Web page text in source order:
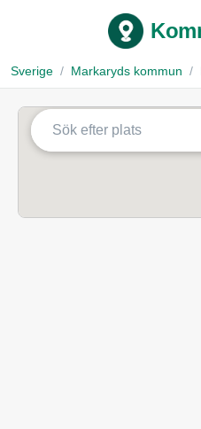
Sverige Markaryds kommun